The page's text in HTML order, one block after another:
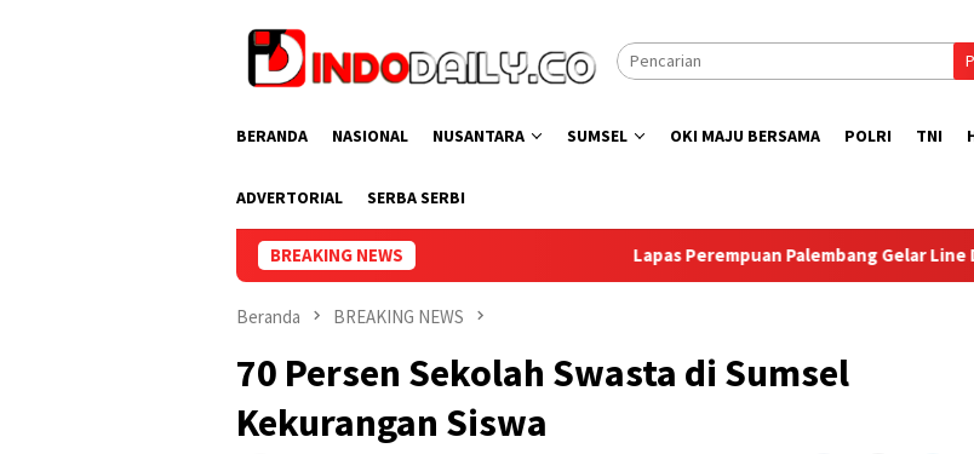
BERANDA NASIONAL NUSANTARA SUMSEL OKI MAJU BERSAMA POLRI TNI
ADVERTORIAL SERBA SERBI
BREAKING NEWS Lapas Perempuan Palembang Gelar Line Dance Bersama Group LD
Beranda BREAKING NEWS
70 Persen Sekolah Swasta di Sumsel
Kekurangan Siswa